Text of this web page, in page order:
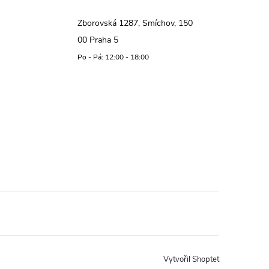
Zborovská 1287, Smíchov, 150
00 Praha 5
Po - Pá: 12:00 - 18:00
Vytvořil Shoptet